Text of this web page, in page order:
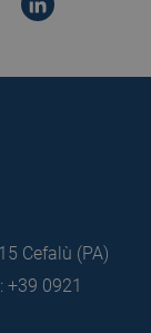
Cefalù (PA)
+39 0921